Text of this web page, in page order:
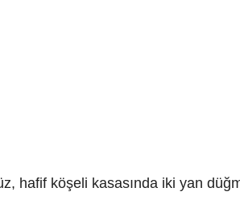
hafif köşeli kasasında iki yan